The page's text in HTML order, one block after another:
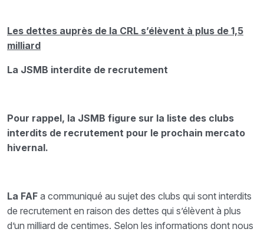
Les dettes auprès de la CRL s’élèvent à plus de 1,5
milliard
La JSMB interdite de recrutement
Pour rappel, la JSMB figure sur la liste des clubs
interdits de recrutement pour le prochain mercato
hivernal.
La FAF a communiqué au sujet des clubs qui sont interdits
de recrutement en raison des dettes qui s’élèvent à plus
d’un milliard de centimes. Selon les informations dont nous